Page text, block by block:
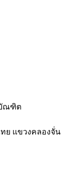
ณฑิต
ย แขวงคลองจั่น